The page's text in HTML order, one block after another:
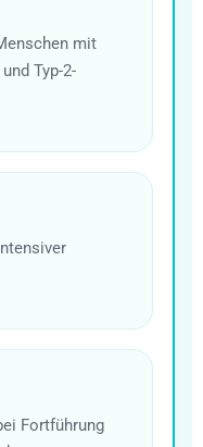
mit
Typ-2-
Fortführung